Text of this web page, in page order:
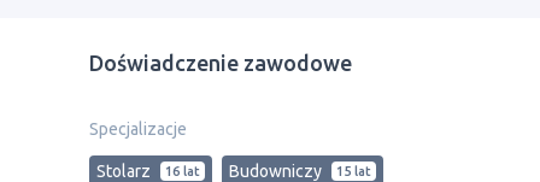
Doświadczenie zawodowe
Specjalizacje
Stolarz 16 lat Budowniczy 15 lat